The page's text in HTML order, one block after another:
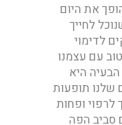
את היום
לחייך
לדימוי
עם עצמנו
הבעיה היא
תופעות
לרפוי ופחות
סביב הפה